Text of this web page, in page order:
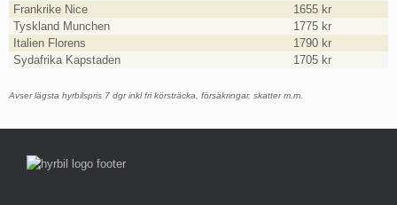
Frankrike Nice
1655 kr
Tyskland Munchen
1775 kr
Italien Florens
1790 kr
Sydafrika Kapstaden
1705 kr
Avser lägsta hyrbilspris 7 dgr inkl fri körsträcka, försäkringar, skatter m.m.